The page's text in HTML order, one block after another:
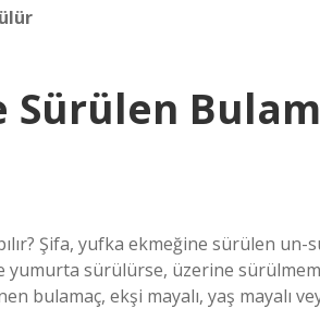
Sürülen
Şifa, yufka ekmeğine sürülen un-su
yumurta sürülürse, üzerine
bulamaç, ekşi mayalı, yaş mayalı